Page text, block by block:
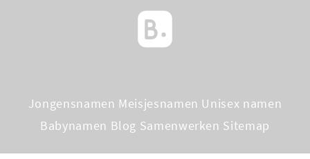
Jongensnamen Meisjesnamen Unisex namen
Babynamen Blog Samenwerken Sitemap